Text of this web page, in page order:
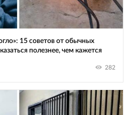
15 советов от обычных
полезнее, чем кажется
282